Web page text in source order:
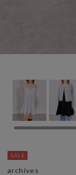
archives